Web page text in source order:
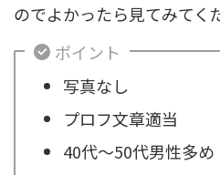
のでよかったら見てみてく
ポイント
写真なし
プロフ文章適当
40代～50代男性多め